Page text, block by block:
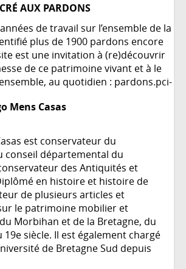
AUX PARDONS
de travail sur l’ensemble de la
plus de 1900 pardons encore
est une invitation à (re)découvrir
de ce patrimoine vivant et à le
au quotidien : pardons.pci-
Mens Casas
est conservateur du
conseil départemental du
des Antiquités et
en histoire et histoire de
de plusieurs articles et
le patrimoine mobilier et
Morbihan et de la Bretagne, du
19e siècle. Il est également chargé
de Bretagne Sud depuis